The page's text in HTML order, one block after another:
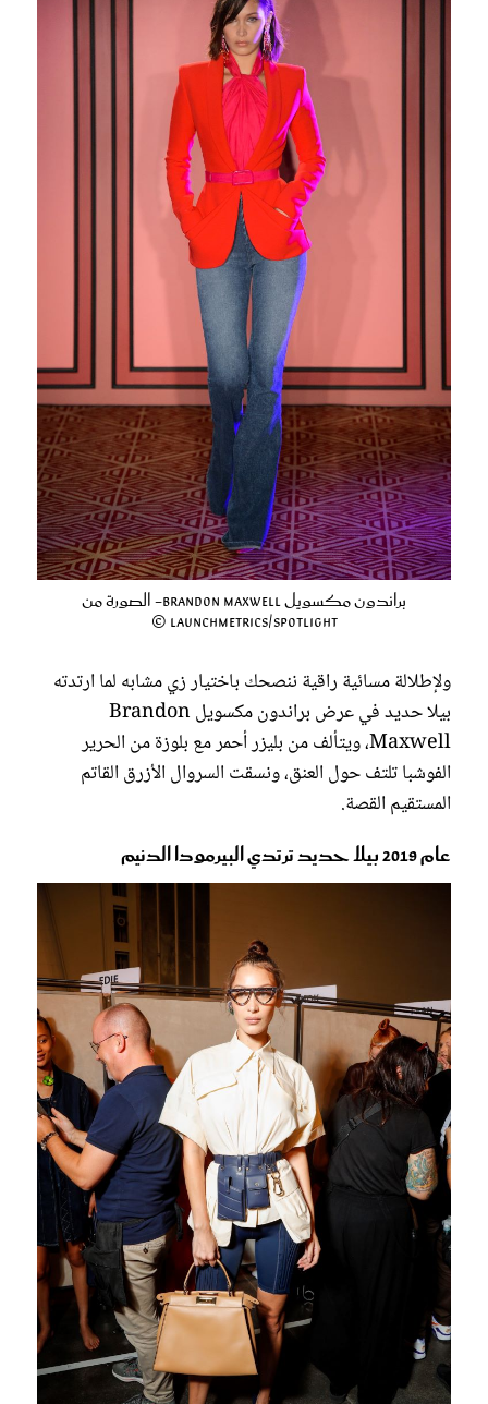
براندون مكسويل Brandon Maxwell- الصورة من
Launchmetrics/Spotlight ©
ولإطلالة مسائية راقية ننصحك باختيار زي مشابه لما ارتدته
بيلا حديد في عرض براندون مكسويل Brandon
Maxwell، ويتألف من بليزر أحمر مع بلوزة من الحرير
الفوشبا تلتف حول العنق، ونسقت السروال الأزرق القاتم
المستقيم القصة.
عام 2019 بيلا حديد ترتدي البيرمودا الدنيم